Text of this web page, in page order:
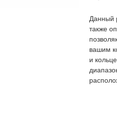
Данный
также
вашим
и